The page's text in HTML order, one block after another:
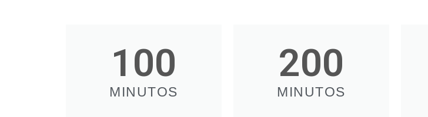
100
MINUTOS
200
MINUTOS